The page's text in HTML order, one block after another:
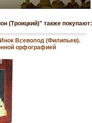
(Троицкий)" также покупают:
Всеволод (Филипьев).
орфографией